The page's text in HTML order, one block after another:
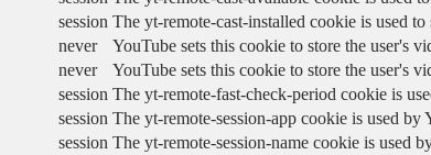
session The yt-remote-cast-installed cookie is used
never
YouTube sets this cookie to store the user's
never
YouTube sets this cookie to store the user's
session The yt-remote-fast-check-period cookie is
session The yt-remote-session-app cookie is used by
session The yt-remote-session-name cookie is used